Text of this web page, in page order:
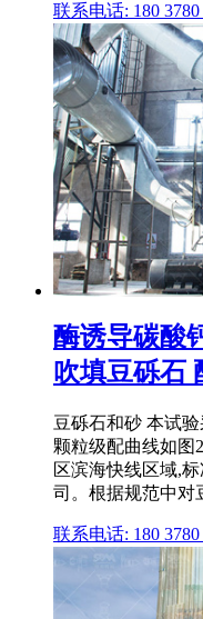
联系电话: 180 3780
酶诱导碳酸
吹填豆砾石
豆砾石和砂 本试
颗粒级配曲线如图
区滨海快线区域,
司。根据规范中对
联系电话: 180 3780